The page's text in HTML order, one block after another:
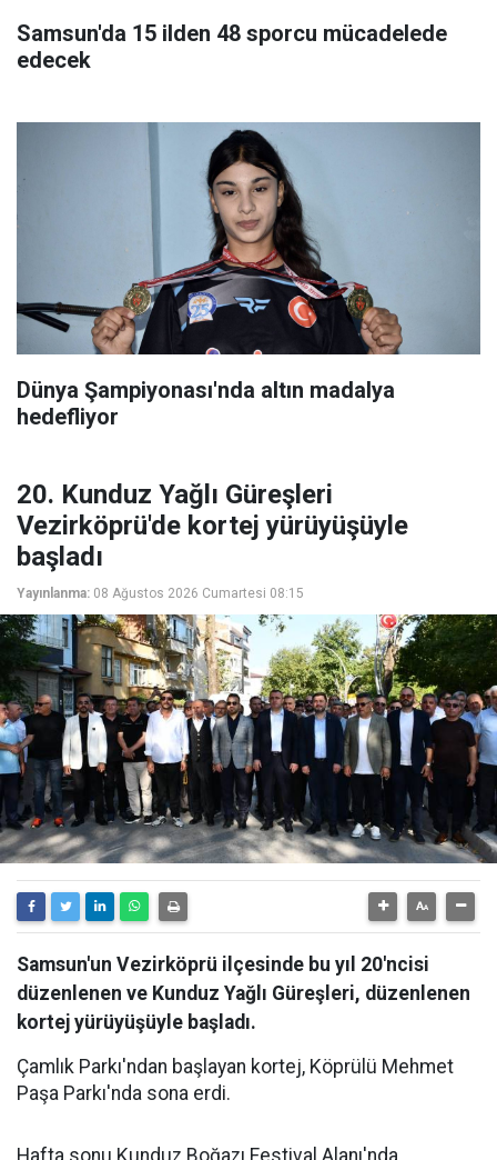
Samsun'da 15 ilden 48 sporcu mücadelede
edecek
Dünya Şampiyonası'nda altın madalya
hedefliyor
20. Kunduz Yağlı Güreşleri
Vezirköprü'de kortej yürüyüşüyle
başladı
Yayınlanma: 08 Ağustos 2026 Cumartesi 08:15
Samsun'un Vezirköprü ilçesinde bu yıl 20'ncisi
düzenlenen ve Kunduz Yağlı Güreşleri, düzenlenen
kortej yürüyüşüyle başladı.
Çamlık Parkı'ndan başlayan kortej, Köprülü Mehmet
Paşa Parkı'nda sona erdi.
Hafta sonu Kunduz Boğazı Festival Alanı'nda